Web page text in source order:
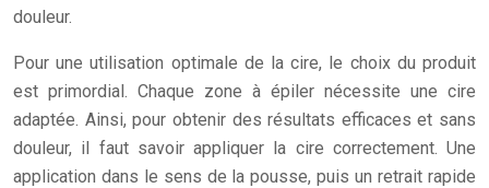
douleur.
Pour une utilisation optimale de la cire, le choix du produit
est primordial. Chaque zone à épiler nécessite une cire
adaptée. Ainsi, pour obtenir des résultats efficaces et sans
douleur, il faut savoir appliquer la cire correctement. Une
application dans le sens de la pousse, puis un retrait rapide